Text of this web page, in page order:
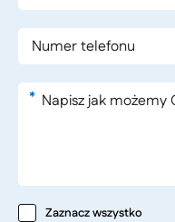
*
Zaznacz wszystko